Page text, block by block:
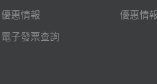
優惠情報
電子發票查詢
優惠情